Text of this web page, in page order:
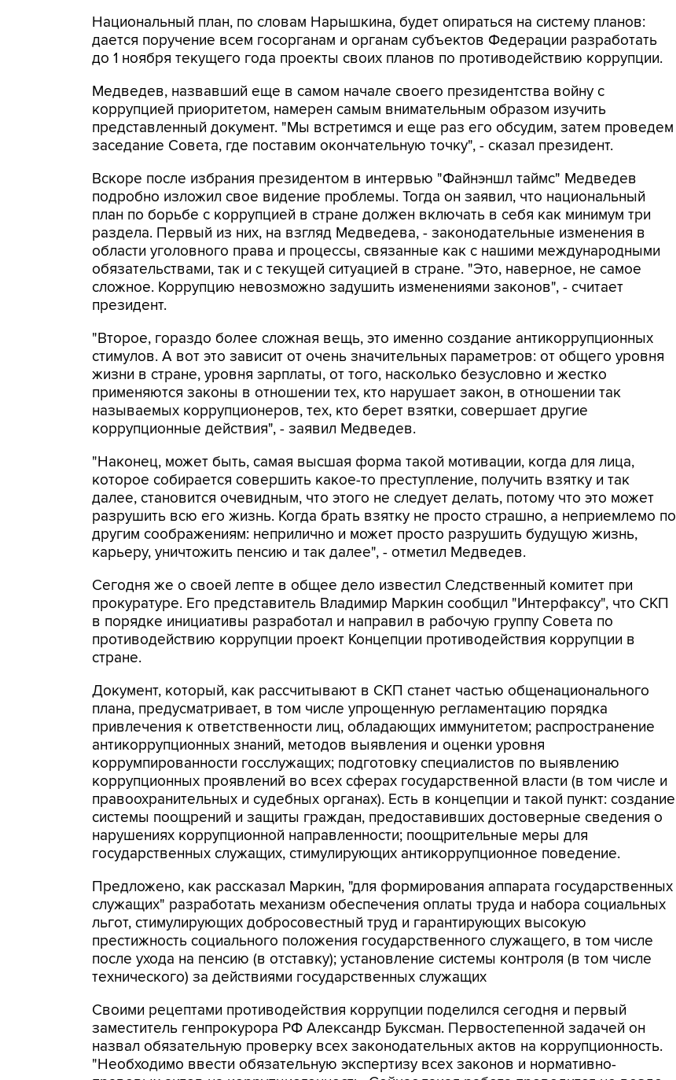
Национальный план, по словам Нарышкина, будет опираться на систему планов:
дается поручение всем госорганам и органам субъектов Федерации разработать
до 1 ноября текущего года проекты своих планов по противодействию коррупции.
Медведев, назвавший еще в самом начале своего президентства войну с
коррупцией приоритетом, намерен самым внимательным образом изучить
представленный документ. "Мы встретимся и еще раз его обсудим, затем проведем
заседание Совета, где поставим окончательную точку", - сказал президент.
Вскоре после избрания президентом в интервью "Файнэншл таймс" Медведев
подробно изложил свое видение проблемы. Тогда он заявил, что национальный
план по борьбе с коррупцией в стране должен включать в себя как минимум три
раздела. Первый из них, на взгляд Медведева, - законодательные изменения в
области уголовного права и процессы, связанные как с нашими международными
обязательствами, так и с текущей ситуацией в стране. "Это, наверное, не самое
сложное. Коррупцию невозможно задушить изменениями законов", - считает
президент.
"Второе, гораздо более сложная вещь, это именно создание антикоррупционных
стимулов. А вот это зависит от очень значительных параметров: от общего уровня
жизни в стране, уровня зарплаты, от того, насколько безусловно и жестко
применяются законы в отношении тех, кто нарушает закон, в отношении так
называемых коррупционеров, тех, кто берет взятки, совершает другие
коррупционные действия", - заявил Медведев.
"Наконец, может быть, самая высшая форма такой мотивации, когда для лица,
которое собирается совершить какое-то преступление, получить взятку и так
далее, становится очевидным, что этого не следует делать, потому что это может
разрушить всю его жизнь. Когда брать взятку не просто страшно, а неприемлемо по
другим соображениям: неприлично и может просто разрушить будущую жизнь,
карьеру, уничтожить пенсию и так далее", - отметил Медведев.
Сегодня же о своей лепте в общее дело известил Следственный комитет при
прокуратуре. Его представитель Владимир Маркин сообщил "Интерфаксу", что СКП
в порядке инициативы разработал и направил в рабочую группу Совета по
противодействию коррупции проект Концепции противодействия коррупции в
стране.
Документ, который, как рассчитывают в СКП станет частью общенационального
плана, предусматривает, в том числе упрощенную регламентацию порядка
привлечения к ответственности лиц, обладающих иммунитетом; распространение
антикоррупционных знаний, методов выявления и оценки уровня
коррумпированности госслужащих; подготовку специалистов по выявлению
коррупционных проявлений во всех сферах государственной власти (в том числе и
правоохранительных и судебных органах). Есть в концепции и такой пункт: создание
системы поощрений и защиты граждан, предоставивших достоверные сведения о
нарушениях коррупционной направленности; поощрительные меры для
государственных служащих, стимулирующих антикоррупционное поведение.
Предложено, как рассказал Маркин, "для формирования аппарата государственных
служащих" разработать механизм обеспечения оплаты труда и набора социальных
льгот, стимулирующих добросовестный труд и гарантирующих высокую
престижность социального положения государственного служащего, в том числе
после ухода на пенсию (в отставку); установление системы контроля (в том числе
технического) за действиями государственных служащих
Своими рецептами противодействия коррупции поделился сегодня и первый
заместитель генпрокурора РФ Александр Буксман. Первостепенной задачей он
назвал обязательную проверку всех законодательных актов на коррупционность.
"Необходимо ввести обязательную экспертизу всех законов и нормативно-